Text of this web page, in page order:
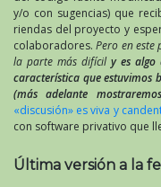
y/o con sugencias) que
riendas del proyecto y
colaboradores.Pero en este
la parte más difícil y es algo
característica que estuvimos
(más adelante
«discusión» es viva y
con software privativo que
Última versión a la